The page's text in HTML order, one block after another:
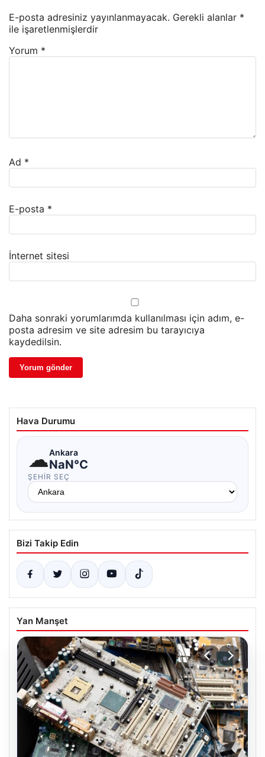
E-posta adresiniz yayınlanmayacak. Gerekli alanlar *
ile işaretlenmişlerdir
Yorum *
Ad *
E-posta *
İnternet sitesi
Daha sonraki yorumlarımda kullanılması için adım, e-
posta adresim ve site adresim bu tarayıcıya
kaydedilsin.
Hava Durumu
☁Ankara
NaN°C
ŞEHIR SEÇ
Bizi Takip Edin
Yan Manşet